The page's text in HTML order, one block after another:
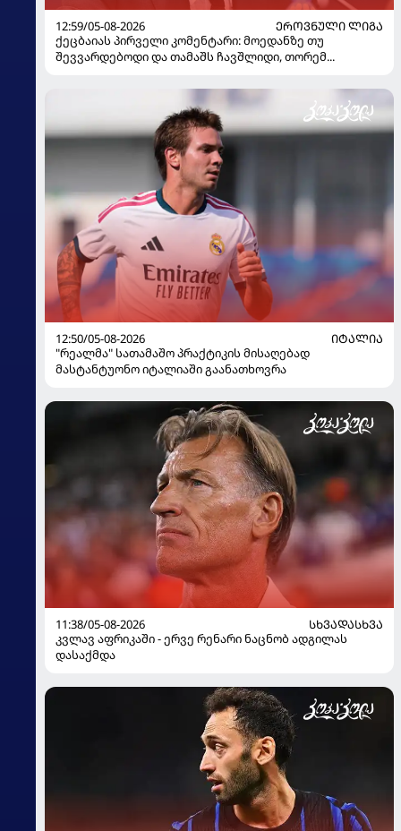
12:59/05-08-2026
ᲔᲠᲝᲕᲜᲣᲚᲘ ᲚᲘᲒᲐ
ქეცბაიას პირველი კომენტარი: მოედანზე თუ
შევვარდებოდი და თამაშს ჩავშლიდი, თორემ...
12:50/05-08-2026
ᲘᲢᲐᲚᲘᲐ
"რეალმა" სათამაშო პრაქტიკის მისაღებად
მასტანტუონო იტალიაში გაანათხოვრა
11:38/05-08-2026
ᲡᲮᲕᲐᲓᲐᲡᲮᲕᲐ
კვლავ აფრიკაში - ერვე რენარი ნაცნობ ადგილას
დასაქმდა